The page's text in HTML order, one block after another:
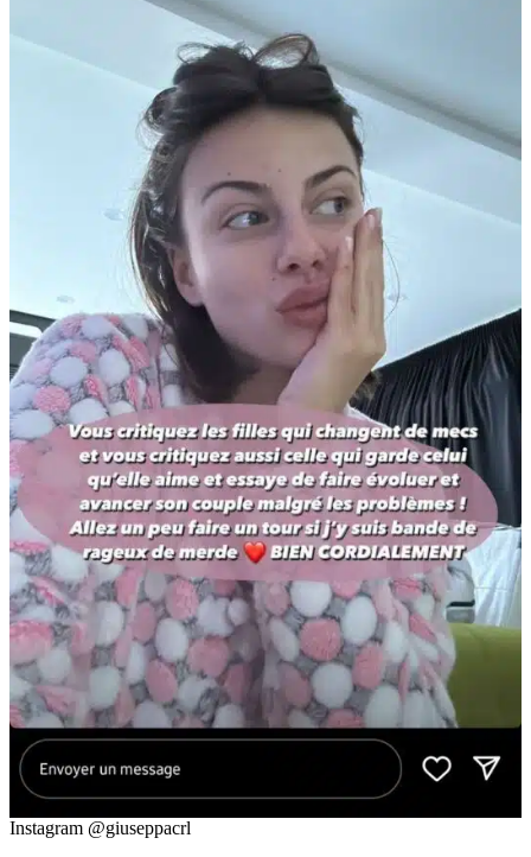
Instagram @giuseppacrl